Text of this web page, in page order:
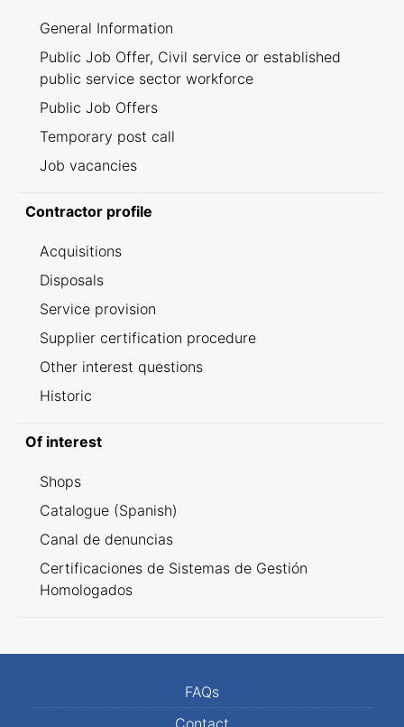
General Information
Public Job Offer, Civil service or established
public service sector workforce
Public Job Offers
Temporary post call
Job vacancies
Contractor profile
Acquisitions
Disposals
Service provision
Supplier certification procedure
Other interest questions
Historic
Of interest
Shops
Catalogue (Spanish)
Canal de denuncias
Certificaciones de Sistemas de Gestión
Homologados
FAQs
Contact